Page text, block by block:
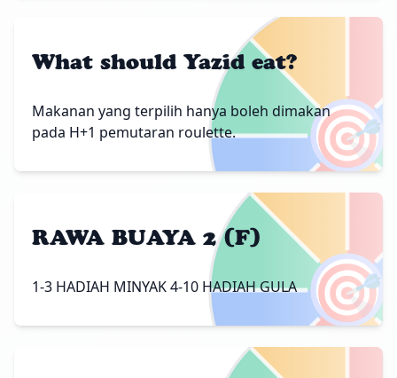
🎯
What should Yazid eat?
Makanan yang terpilih hanya boleh dimakan
pada H+1 pemutaran roulette.
🎯
RAWA BUAYA 2 (F)
1-3 HADIAH MINYAK 4-10 HADIAH GULA